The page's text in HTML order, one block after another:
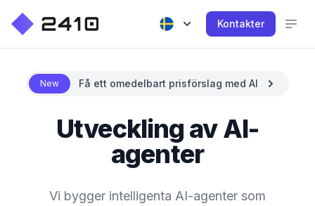
Kontakter
New Få ett omedelbart prisförslag med AI
Utveckling av AI-
agenter
Vi bygger intelligenta AI-agenter som